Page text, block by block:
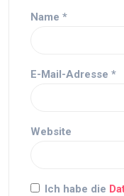
Name *
E-Mail-Adresse *
Website
Ich habe die